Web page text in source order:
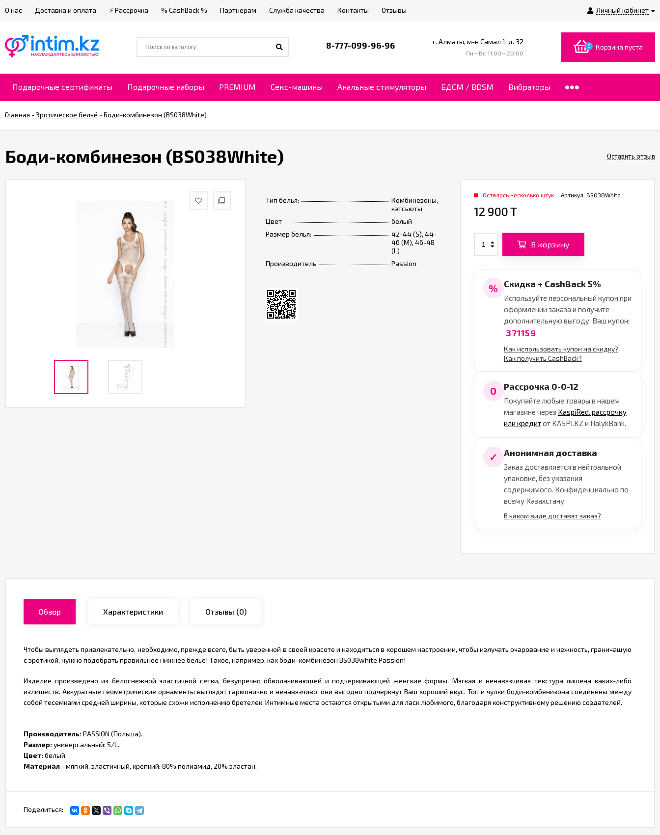
Личный кабинет
О нас Доставка и оплата ⚡ Рассрочка % CashBack % Партнерам Служба качества Контакты Отзывы
8-777-099-96-96 г. Алматы, м-н Самал 1, д. 32
Пн—Вс 11:00—20:00
0 Корзина пуста
Подарочные сертификаты Подарочные наборы PREMIUM Секс-машины Анальные стимуляторы БДСМ / BDSM Вибраторы
Главная -Эротическое бельё -Боди-комбинезон (BS038White)
Боди-комбинезон (BS038White) Оставить отзыв
Тип белья:
Комбинезоны,
кэтсьюты
Цвет
белый
Размер белья:
42-44 (S), 44-
46 (M), 46-48
(L)
Производитель
Passion
Артикул: BS038White
Осталось несколько штук
12 900 T
В корзину
% Скидка + CashBack 5%
Используйте персональный купон при
оформлении заказа и получите
дополнительную выгоду. Ваш купон:
371159
Как использовать купон на скидку?
Как получить CashBack?
0 Рассрочка 0-0-12
Покупайте любые товары в нашем
магазине через KaspiRed, рассрочку
или кредитот KASPI.KZ и HalykBank.
✓ Анонимная доставка
Заказ доставляется в нейтральной
упаковке, без указания
содержимого. Конфиденциально по
всему Казахстану.
В каком виде доставят заказ?
Обзор Характеристики Отзывы (0)
Чтобы выглядеть привлекательно, необходимо, прежде всего, быть уверенной в своей красоте и находиться в хорошем настроении, чтобы излучать очарование и нежность, граничащую
с эротикой, нужно подобрать правильное нижнее белье! Такое, например, как боди-комбинезон BS038white Passion!
Изделие произведено из белоснежной эластичной сетки, безупречно обволакивающей и подчеркивающей женские формы. Мягкая и ненавязчивая текстура лишена каких-либо
излишеств. Аккуратные геометрические орнаменты выглядят гармонично и ненавязчиво, они выгодно подчеркнут Ваш хороший вкус. Топ и чулки боди-комбенизона соединены между
собой тесемками средней ширины, которые схожи исполнению бретелек. Интимные места остаются открытыми для ласк любимого, благодаря конструктивному решению создателей.
Производитель:PASSION (Польша).
Размер:универсальный: S/L.
Цвет:белый
Материал - мягкий, эластичный, крепкий: 80% полиамид, 20% эластан.
Поделиться: